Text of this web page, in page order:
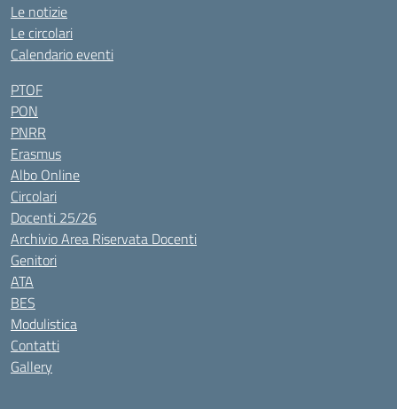
Le notizie
Le circolari
Calendario eventi
PTOF
PON
PNRR
Erasmus
Albo Online
Circolari
Docenti 25/26
Archivio Area Riservata Docenti
Genitori
ATA
BES
Modulistica
Contatti
Gallery